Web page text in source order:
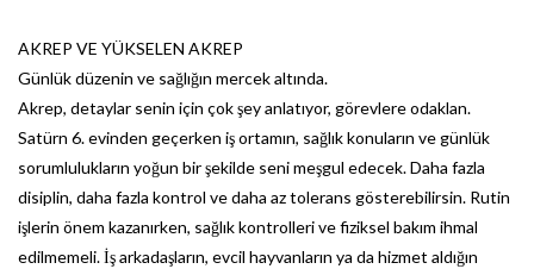
AKREP VE YÜKSELEN AKREP
Günlük düzenin ve sağlığın mercek altında.
Akrep, detaylar senin için çok şey anlatıyor, görevlere odaklan.
Satürn 6. evinden geçerken iş ortamın, sağlık konuların ve günlük
sorumlulukların yoğun bir şekilde seni meşgul edecek. Daha fazla
disiplin, daha fazla kontrol ve daha az tolerans gösterebilirsin. Rutin
işlerin önem kazanırken, sağlık kontrolleri ve fiziksel bakım ihmal
edilmemeli. İş arkadaşların, evcil hayvanların ya da hizmet aldığın